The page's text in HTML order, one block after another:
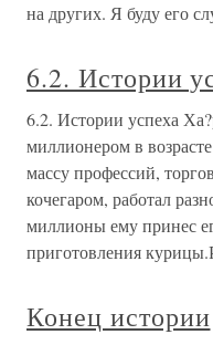
на других. Я буду его
6.2. Истории
6.2. Истории успеха
миллионером в
массу профессий,
кочегаром, работал
миллионы ему принес
приготовления
Конец истории